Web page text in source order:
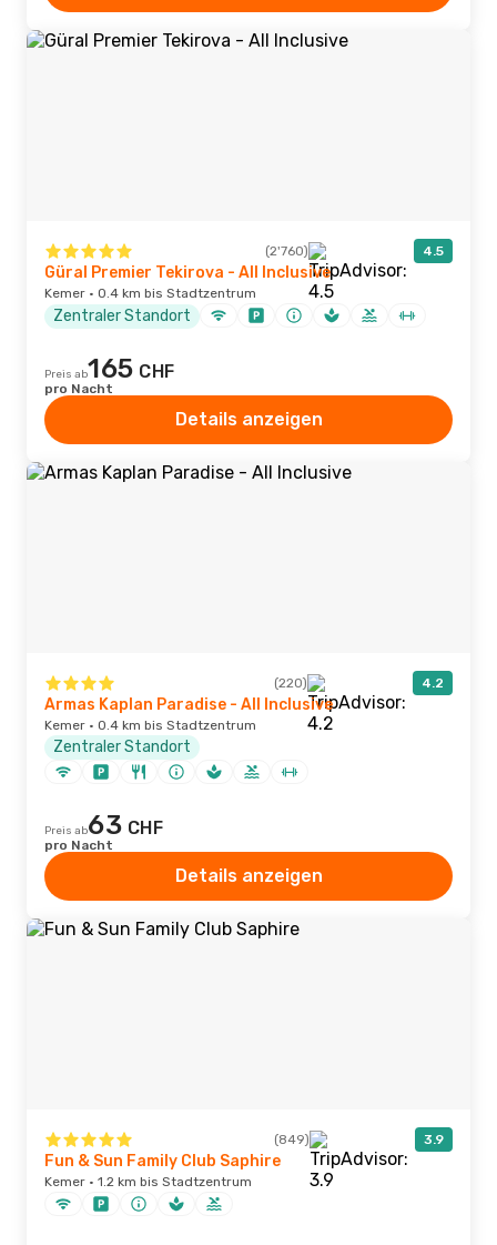
(2'760) 4.5
Güral Premier Tekirova - All Inclusive
Kemer · 0.4 km bis Stadtzentrum
Zentraler Standort
Preis ab165 CHF
pro Nacht
Details anzeigen
(220) 4.2
Armas Kaplan Paradise - All Inclusive
Kemer · 0.4 km bis Stadtzentrum
Zentraler Standort
Preis ab63 CHF
pro Nacht
Details anzeigen
(849) 3.9
Fun & Sun Family Club Saphire
Kemer · 1.2 km bis Stadtzentrum